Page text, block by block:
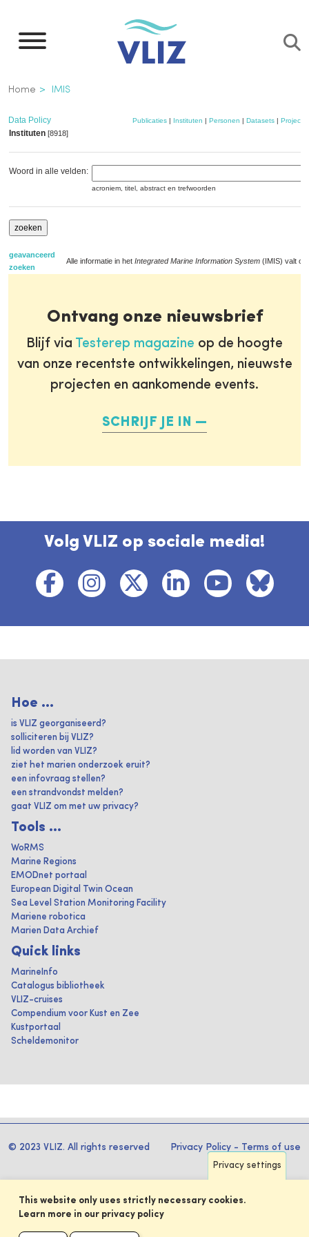
naar
inhoud
gaan
Kruimelpad
Home IMIS
Data Policy Publicaties | Instituten | Personen | Datasets |
Instituten [8918]
Woord in alle velden:
acroniem, titel, abstract en trefwoorden
geavanceerd
zoeken
Alle informatie in het Integrated Marine Information System (IMIS) valt
Ontvang onze nieuwsbrief
Blijf via Testerep magazine op de hoogte
van onze recentste ontwikkelingen, nieuwste
projecten en aankomende events.
SCHRIJF JE IN
Volg VLIZ op sociale media!
Hoe ...
is VLIZ georganiseerd?
solliciteren bij VLIZ?
lid worden van VLIZ?
ziet het marien onderzoek eruit?
een infovraag stellen?
een strandvondst melden?
gaat VLIZ om met uw privacy?
Tools ...
WoRMS
Marine Regions
EMODnet portaal
European Digital Twin Ocean
Sea Level Station Monitoring Facility
Mariene robotica
Marien Data Archief
Quick links
MarineInfo
Catalogus bibliotheek
VLIZ-cruises
Compendium voor Kust en Zee
Kustportaal
Scheldemonitor
© 2023 VLIZ. All rights reserved Privacy Policy - Terms of use
Privacy settings
This website only uses strictly necessary cookies.
Learn more in our privacy policy